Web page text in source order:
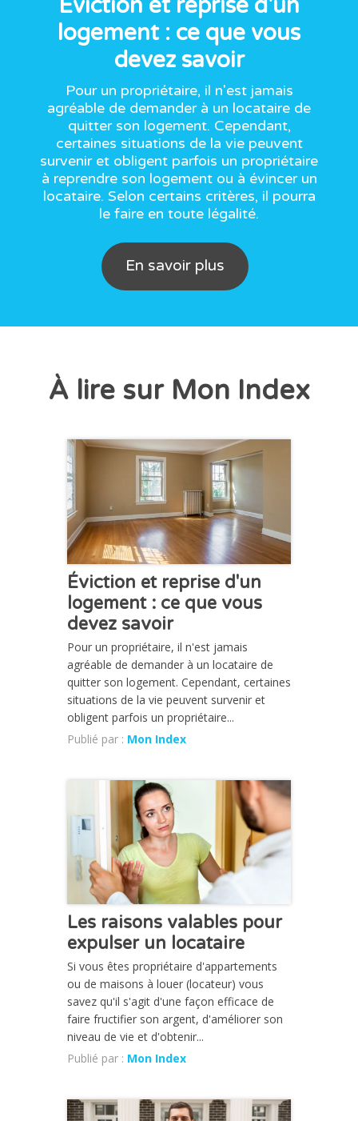
Éviction et reprise d'un
logement : ce que vous
devez savoir
Pour un propriétaire, il n'est jamais
agréable de demander à un locataire de
quitter son logement. Cependant,
certaines situations de la vie peuvent
survenir et obligent parfois un propriétaire
à reprendre son logement ou à évincer un
locataire. Selon certains critères, il pourra
le faire en toute légalité.
En savoir plus
À lire sur Mon Index
CHRONIQUE
Éviction et reprise d'un
logement : ce que vous
devez savoir
Pour un propriétaire, il n'est jamais
agréable de demander à un locataire de
quitter son logement. Cependant, certaines
situations de la vie peuvent survenir et
obligent parfois un propriétaire...
Publié par : Mon Index
CHRONIQUE
Les raisons valables pour
expulser un locataire
Si vous êtes propriétaire d'appartements
ou de maisons à louer (locateur) vous
savez qu'il s'agit d'une façon efficace de
faire fructifier son argent, d'améliorer son
niveau de vie et d'obtenir...
Publié par : Mon Index
CHRONIQUE